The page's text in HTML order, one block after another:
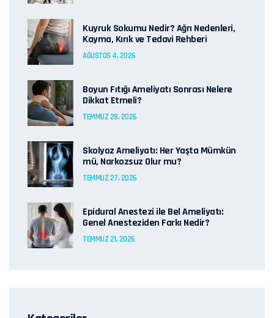
Kuyruk Sokumu Nedir? Ağrı Nedenleri,
Kayma, Kırık ve Tedavi Rehberi
AĞUSTOS 4, 2026
Boyun Fıtığı Ameliyatı Sonrası Nelere
Dikkat Etmeli?
TEMMUZ 28, 2026
Skolyoz Ameliyatı: Her Yaşta Mümkün
mü, Narkozsuz Olur mu?
TEMMUZ 27, 2026
Epidural Anestezi ile Bel Ameliyatı:
Genel Anesteziden Farkı Nedir?
TEMMUZ 21, 2026